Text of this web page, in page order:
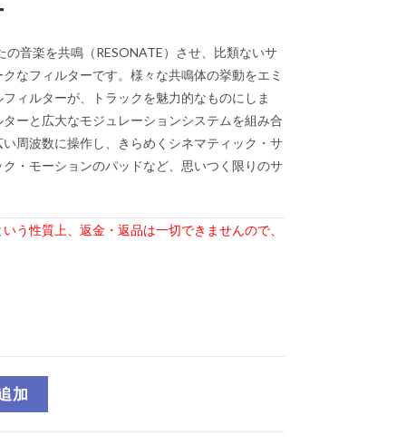
音楽を共鳴（RESONATE）させ、比類ないサ
なフィルターです。様々な共鳴体の挙動をエミ
ィルターが、トラックを魅力的なものにしま
ーと広大なモジュレーションシステムを組み合
周波数に操作し、きらめくシネマティック・サ
・モーションのパッドなど、思いつく限りのサ
う性質上、 返金・返品は一切できませんので、
加